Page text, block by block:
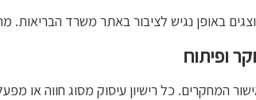
באופן נגיש לציבור באתר משרד הבריאות.
ופיתוח
המחקרים. כל רישיון עיסוק מסוג חווה או